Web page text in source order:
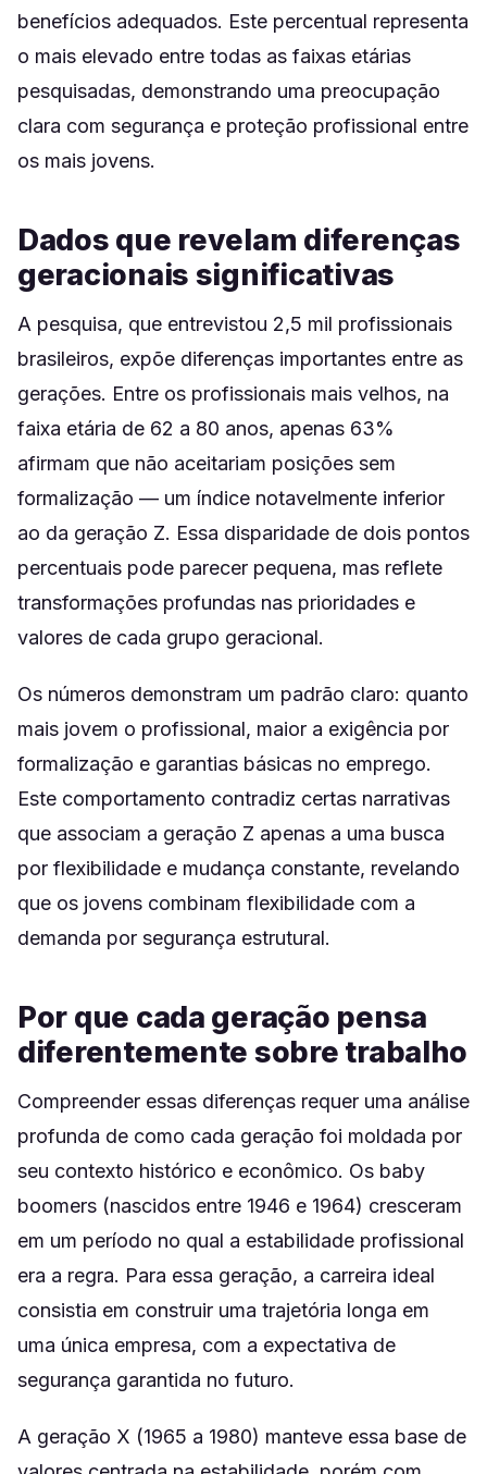
benefícios adequados. Este percentual representa
o mais elevado entre todas as faixas etárias
pesquisadas, demonstrando uma preocupação
clara com segurança e proteção profissional entre
os mais jovens.
Dados que revelam diferenças
geracionais significativas
A pesquisa, que entrevistou 2,5 mil profissionais
brasileiros, expõe diferenças importantes entre as
gerações. Entre os profissionais mais velhos, na
faixa etária de 62 a 80 anos, apenas 63%
afirmam que não aceitariam posições sem
formalização — um índice notavelmente inferior
ao da geração Z. Essa disparidade de dois pontos
percentuais pode parecer pequena, mas reflete
transformações profundas nas prioridades e
valores de cada grupo geracional.
Os números demonstram um padrão claro: quanto
mais jovem o profissional, maior a exigência por
formalização e garantias básicas no emprego.
Este comportamento contradiz certas narrativas
que associam a geração Z apenas a uma busca
por flexibilidade e mudança constante, revelando
que os jovens combinam flexibilidade com a
demanda por segurança estrutural.
Por que cada geração pensa
diferentemente sobre trabalho
Compreender essas diferenças requer uma análise
profunda de como cada geração foi moldada por
seu contexto histórico e econômico. Os baby
boomers (nascidos entre 1946 e 1964) cresceram
em um período no qual a estabilidade profissional
era a regra. Para essa geração, a carreira ideal
consistia em construir uma trajetória longa em
uma única empresa, com a expectativa de
segurança garantida no futuro.
A geração X (1965 a 1980) manteve essa base de